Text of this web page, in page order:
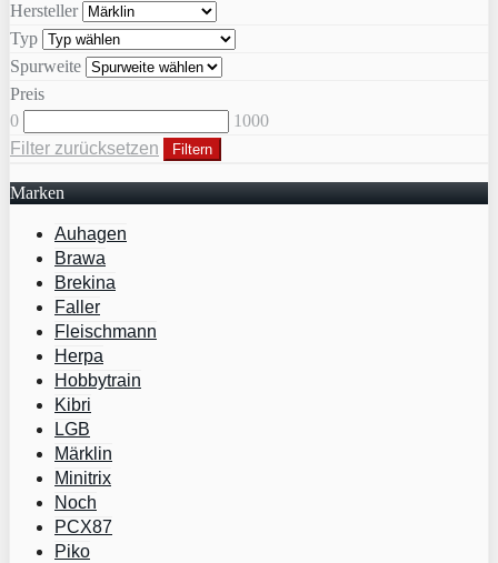
Hersteller
Typ
Spurweite
Preis
0
1000
Filter zurücksetzen
Filtern
Marken
Auhagen
Brawa
Brekina
Faller
Fleischmann
Herpa
Hobbytrain
Kibri
LGB
Märklin
Minitrix
Noch
PCX87
Piko